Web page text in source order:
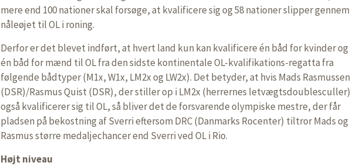
mere end 100 nationer skal forsøge, at kvalificere sig og 58 nationer slipper gennem
nåleøjet til OL i roning.
Derfor er det blevet indført, at hvert land kun kan kvalificere én båd for kvinder og
én båd for mænd til OL fra den sidste kontinentale OL-kvalifikations-regatta fra
følgende bådtyper (M1x, W1x, LM2x og LW2x). Det betyder, at hvis Mads Rasmussen
(DSR)/Rasmus Quist (DSR), der stiller op i LM2x (herrernes letvægtsdoublesculler)
også kvalificerer sig til OL, så bliver det de forsvarende olympiske mestre, der får
pladsen på bekostning af Sverri eftersom DRC (Danmarks Rocenter) tiltror Mads og
Rasmus større medaljechancer end Sverri ved OL i Rio.
Højt niveau